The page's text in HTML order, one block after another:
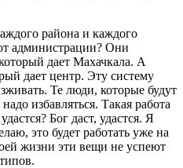
района и каждого
администрации? Они
дает Махачкала. А
дает центр. Эту систему
Те люди, которые будут
избавляться. Такая работа
Бог даст, удастся. Я
это будет работать уже на
жизни эти вещи не успеют